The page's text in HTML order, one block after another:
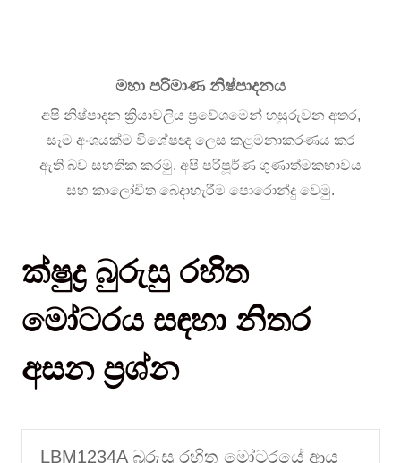
මහා පරිමාණ නිෂ්පාදනය
අපි නිෂ්පාදන ක්‍රියාවලිය ප්‍රවේශමෙන් හසුරුවන අතර,
සෑම අංශයක්ම විශේෂඥ ලෙස කළමනාකරණය කර
ඇති බව සහතික කරමු. අපි පරිපූර්ණ ගුණාත්මකභාවය
සහ කාලෝචිත බෙදාහැරීම පොරොන්දු වෙමු.
ක්ෂුද්‍ර බුරුසු රහිත
මෝටරය සඳහා නිතර
අසන ප්‍රශ්න
LBM1234A බුරුසු රහිත මෝටරයේ ආයු